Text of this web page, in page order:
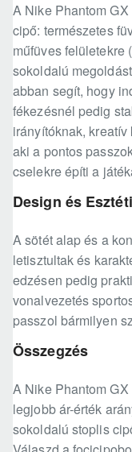
A Nike Phantom
cipő: természetes
műfüves felületekre
sokoldalú
abban segít, hogy
fékezésnél pedig
irányítóknak,
aki a pontos
cselekre építi a
Design és
A sötét alap és a
letisztultak és
edzésen pedig
vonalvezetés
passzol bármilyen
Összegzés
A Nike Phantom
legjobb ár-érték
sokoldalú stoplis